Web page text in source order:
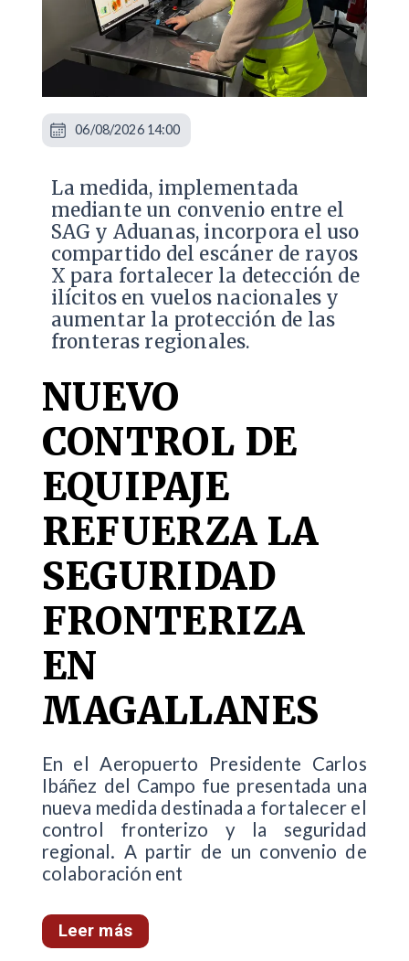
La medida, implementada
mediante un convenio entre el
SAG y Aduanas, incorpora el uso
compartido del escáner de rayos
X para fortalecer la detección de
ilícitos en vuelos nacionales y
aumentar la protección de las
fronteras regionales.
NUEVO
CONTROL DE
EQUIPAJE
REFUERZA LA
SEGURIDAD
FRONTERIZA
EN
MAGALLANES
En el Aeropuerto Presidente Carlos
Ibáñez del Campo fue presentada una
nueva medida destinada a fortalecer el
control fronterizo y la seguridad
regional. A partir de un convenio de
colaboración ent
Leer más
06/08/2026 14:00